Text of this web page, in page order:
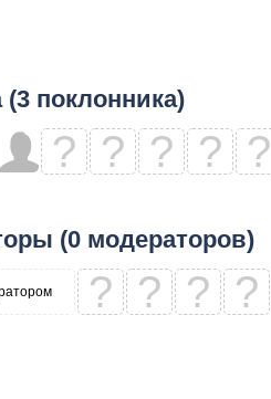
поклонника)
? ? ? ? ?
(0 модераторов)
? ? ? ?